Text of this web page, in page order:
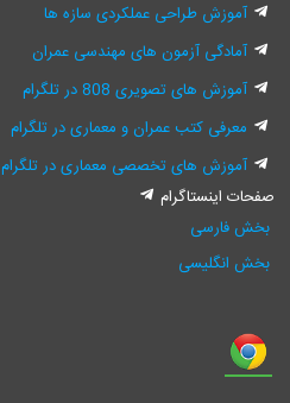
آموزش طراحی عملکردی سازه ها
آمادگی آزمون های مهندسی عمران
آموزش های تصویری 808 در تلگرام
معرفی کتب عمران و معماری در تلگرام
آموزش های تخصصی معماری در تلگرام
صفحات اینستاگرام
بخش فارسی
بخش انگلیسی